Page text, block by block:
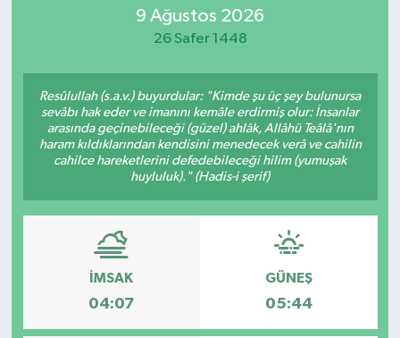
9 Ağustos 2026
26 Safer 1448
Resûlullah (s.a.v.) buyurdular: "Kimde şu üç şey bulunursa
sevâbı hak eder ve imanını kemâle erdirmiş olur: İnsanlar
arasında geçinebileceği (güzel) ahlâk, Allâhü Teâlâ'nın
haram kıldıklarından kendisini menedecek verâ ve cahilin
cahilce hareketlerini defedebileceği hilim (yumuşak
huyluluk)." (Hadis-i şerif)
İMSAK
04:07
GÜNEŞ
05:44